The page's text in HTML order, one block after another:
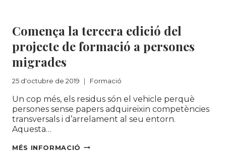
Comença la tercera edició del
projecte de formació a persones
migrades
25 d'octubre de 2019 Formació
Un cop més, els residus són el vehicle perquè
persones sense papers adquireixin competències
transversals i d’arrelament al seu entorn.
Aquesta…
MÉS INFORMACIÓ COMENÇA